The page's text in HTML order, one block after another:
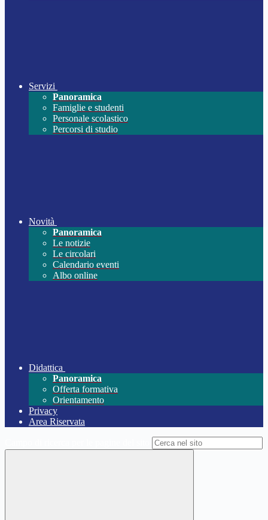
Servizi
Panoramica
Famiglie e studenti
Personale scolastico
Percorsi di studio
Novità
Panoramica
Le notizie
Le circolari
Calendario eventi
Albo online
Didattica
Panoramica
Offerta formativa
Orientamento
Privacy
Area Riservata